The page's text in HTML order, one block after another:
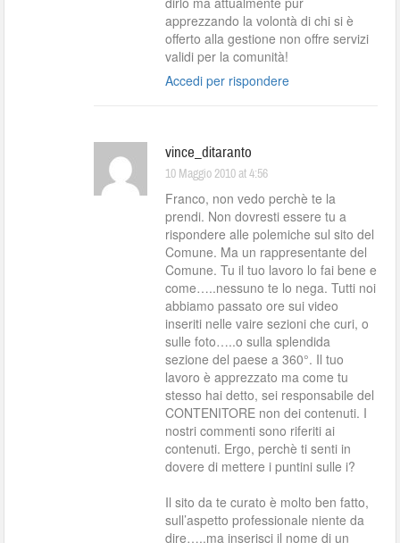
apprezzando la volontà di chi si è
offerto alla gestione non offre servizi
validi per la comunità!
Accedi per rispondere
vince_ditaranto
10 Maggio 2010 at 4:56
Franco, non vedo perchè te la
prendi. Non dovresti essere tu a
rispondere alle polemiche sul sito del
Comune. Ma un rappresentante del
Comune. Tu il tuo lavoro lo fai bene e
come…..nessuno te lo nega. Tutti noi
abbiamo passato ore sui video
inseriti nelle vaire sezioni che curi, o
sulle foto…..o sulla splendida
sezione del paese a 360°. Il tuo
lavoro è apprezzato ma come tu
stesso hai detto, sei responsabile del
CONTENITORE non dei contenuti. I
nostri commenti sono riferiti ai
contenuti. Ergo, perchè ti senti in
dovere di mettere i puntini sulle i?
Il sito da te curato è molto ben fatto,
sull’aspetto professionale niente da
dire…..ma inserisci il nome di un